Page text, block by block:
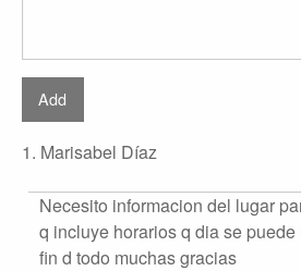
1. Marisabel Díaz
Necesito informacion del lugar
q incluye horarios q dia se
fin d todo muchas gracias